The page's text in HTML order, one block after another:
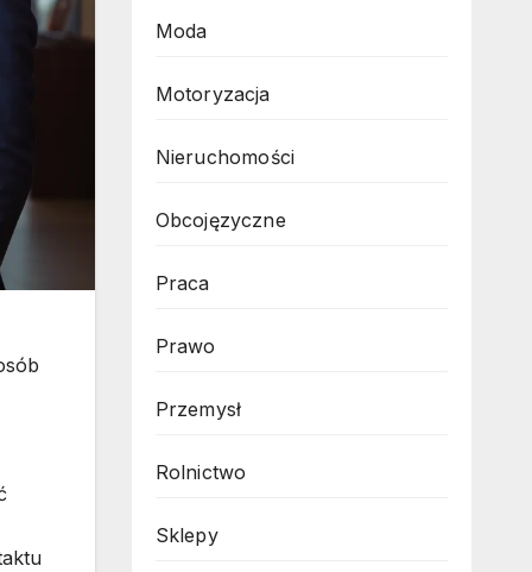
Moda
Motoryzacja
Nieruchomości
Obcojęzyczne
Praca
Prawo
Przemysł
Rolnictwo
Sklepy